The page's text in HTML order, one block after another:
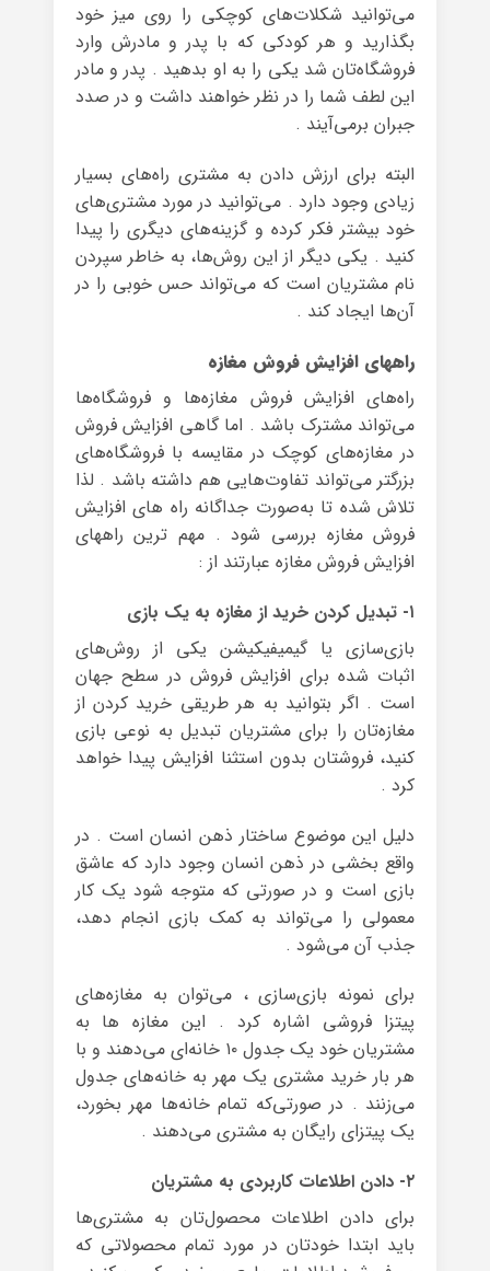
می‌توانید شکلات‌های کوچکی را روی میز خود
بگذارید و هر کودکی که با پدر و مادرش وارد
فروشگا‌ه‌تان شد یکی را به او بدهید . پدر و مادر
این لطف شما را در نظر خواهند داشت و در صدد
جبران برمی‌آیند .
البته برای ارزش دادن به مشتری راه‌های بسیار
زیادی وجود دارد . می‌توانید در مورد مشتری‌های
خود بیشتر فکر کرده و گزینه‌های دیگری را پیدا
کنید . یکی دیگر از این روش‌ها، به خاطر سپردن
نام مشتریان است که می‌تواند حس خوبی را در
آن‌ها ایجاد کند .
راههای افزایش فروش مغازه
راه‌های افزایش فروش مغازه‌ها و فروشگاه‌ها
می‌تواند مشترک باشد . اما گاهی افزایش فروش
در مغازه‌های کوچک در مقایسه با فروشگاه‌های
بزرگتر می‌تواند تفاوت‌هایی هم داشته باشد . لذا
تلاش شده تا به‌صورت جداگانه راه‌ های افزایش
فروش مغازه بررسی شود . مهم ترین راههای
افزایش فروش مغازه عبارتند از :
۱- تبدیل کردن خرید از مغازه‌ به یک بازی
بازی‌سازی یا گیمیفیکیشن یکی از روش‌های
اثبات شده برای افزایش فروش در سطح جهان
است . اگر بتوانید به هر طریقی خرید کردن از
مغازه‌تان را برای مشتریان تبدیل به نوعی بازی
کنید، فروشتان بدون استثنا افزایش پیدا خواهد
کرد .
دلیل این موضوع ساختار ذهن انسان است . در
واقع بخشی در ذهن انسان وجود دارد که عاشق
بازی است و در صورتی که متوجه شود یک کار
معمولی را می‌تواند به کمک بازی انجام دهد،
جذب آن می‌شود .
برای نمونه بازی‌سازی ، می‌توان به مغازه‌های
پیتزا فروشی اشاره کرد . این مغازه ها به
مشتریان خود یک جدول ۱۰ خانه‌ای می‌دهند و با
هر بار خرید مشتری یک مهر به خانه‌های جدول
می‌زنند . در صورتی‌که تمام خانه‌ها مهر بخورد،
یک پیتزای رایگان به مشتری می‌دهند .
۲- دادن اطلاعات کاربردی به مشتریان
برای دادن اطلاعات محصول‌تان به مشتری‌ها
باید ابتدا خودتان در مورد تمام محصولاتی که